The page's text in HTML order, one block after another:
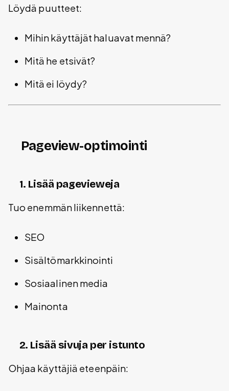
Löydä puutteet:
Mihin käyttäjät haluavat mennä?
Mitä he etsivät?
Mitä ei löydy?
Pageview-optimointi
1. Lisää pagevieweja
Tuo enemmän liikennettä:
SEO
Sisältömarkkinointi
Sosiaalinen media
Mainonta
2. Lisää sivuja per istunto
Ohjaa käyttäjiä eteenpäin: